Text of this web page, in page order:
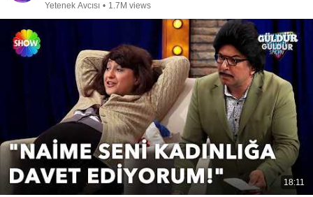
Yetenek Avcısı • 1.7M views
18:11